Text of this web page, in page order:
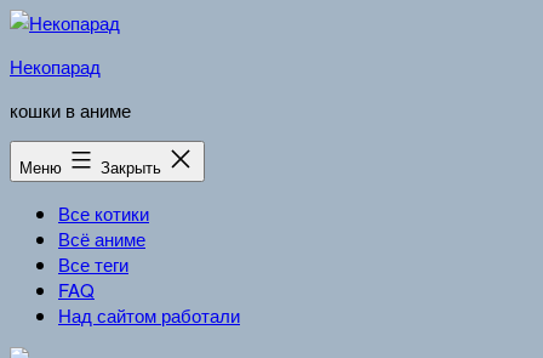
Перейти
содержимому
Некопарад
кошки в аниме
Меню Закрыть
Все котики
Всё аниме
Все теги
FAQ
Над сайтом работали